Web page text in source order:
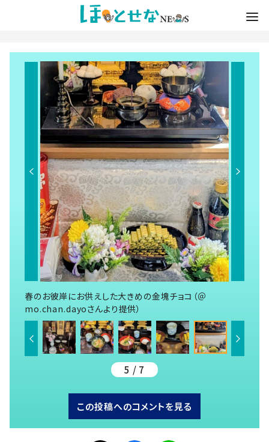
春のお彼岸にお供えした大きめの金塊チョコ（＠
mo.chan.dayoさんより提供）
5 / 7
この投稿へのコメントを見る